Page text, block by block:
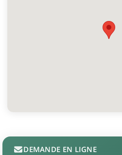
DEMANDE EN LIGNE